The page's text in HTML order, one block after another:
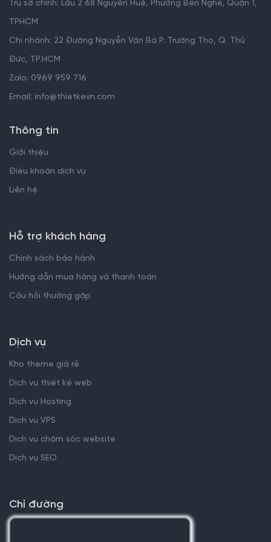
Trụ sở chính: Lầu 2 68 Nguyễn Huệ, Phường Bến Nghé, Quận 1,
TPHCM
Chi nhánh: 22 Đường Nguyễn Văn Bá P. Trường Thọ, Q. Thủ
Đức, TP.HCM
Zalo: 0969 959 716
Email: info@thietkevn.com
Thông tin
Giới thiệu
Điều khoản dịch vụ
Liên hệ
Hỗ trợ khách hàng
Chính sách bảo hành
Hướng dẫn mua hàng và thanh toán
Câu hỏi thường gặp
Dịch vụ
Kho theme giá rẻ
Dịch vụ thiết kế web
Dịch vụ Hosting
Dịch vụ VPS
Dịch vụ chăm sóc website
Dịch vụ SEO
Chỉ đường